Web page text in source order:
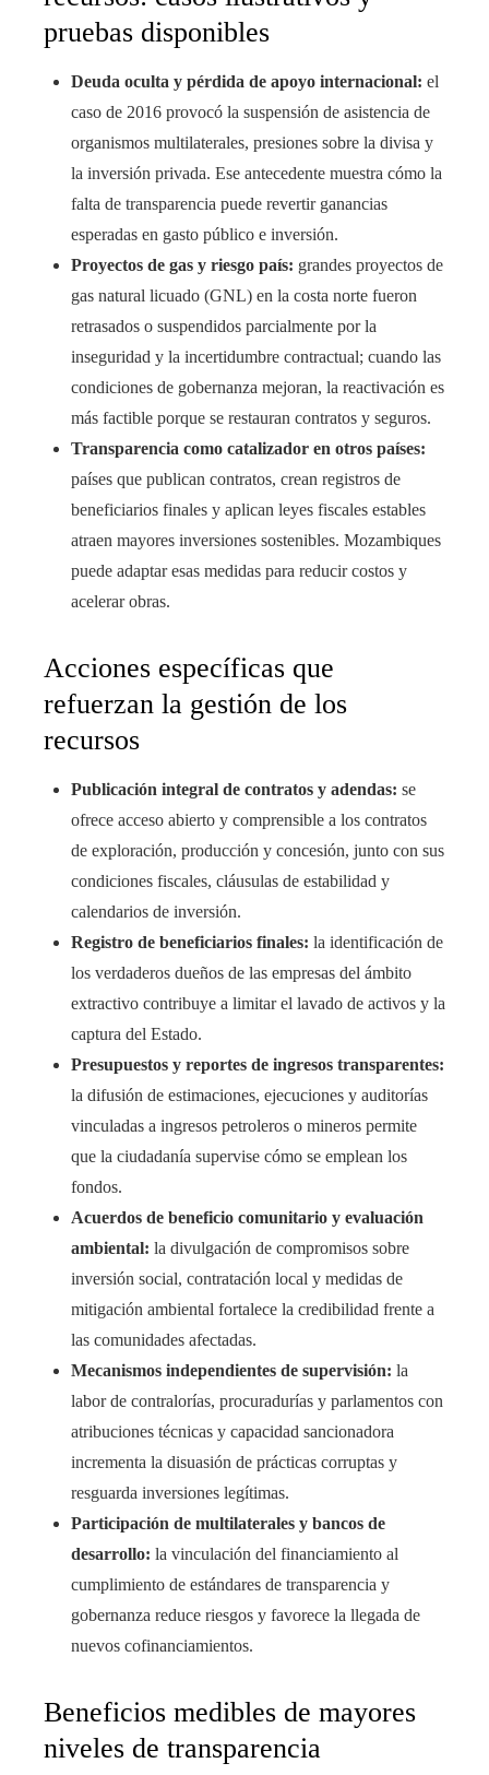
pruebas disponibles
Deuda oculta y pérdida de apoyo internacional: el
caso de 2016 provocó la suspensión de asistencia de
organismos multilaterales, presiones sobre la divisa y
la inversión privada. Ese antecedente muestra cómo la
falta de transparencia puede revertir ganancias
esperadas en gasto público e inversión.
Proyectos de gas y riesgo país: grandes proyectos de
gas natural licuado (GNL) en la costa norte fueron
retrasados o suspendidos parcialmente por la
inseguridad y la incertidumbre contractual; cuando las
condiciones de gobernanza mejoran, la reactivación es
más factible porque se restauran contratos y seguros.
Transparencia como catalizador en otros países:
países que publican contratos, crean registros de
beneficiarios finales y aplican leyes fiscales estables
atraen mayores inversiones sostenibles. Mozambiques
puede adaptar esas medidas para reducir costos y
acelerar obras.
Acciones específicas que
refuerzan la gestión de los
recursos
Publicación integral de contratos y adendas: se
ofrece acceso abierto y comprensible a los contratos
de exploración, producción y concesión, junto con sus
condiciones fiscales, cláusulas de estabilidad y
calendarios de inversión.
Registro de beneficiarios finales: la identificación de
los verdaderos dueños de las empresas del ámbito
extractivo contribuye a limitar el lavado de activos y la
captura del Estado.
Presupuestos y reportes de ingresos transparentes:
la difusión de estimaciones, ejecuciones y auditorías
vinculadas a ingresos petroleros o mineros permite
que la ciudadanía supervise cómo se emplean los
fondos.
Acuerdos de beneficio comunitario y evaluación
ambiental: la divulgación de compromisos sobre
inversión social, contratación local y medidas de
mitigación ambiental fortalece la credibilidad frente a
las comunidades afectadas.
Mecanismos independientes de supervisión: la
labor de contralorías, procuradurías y parlamentos con
atribuciones técnicas y capacidad sancionadora
incrementa la disuasión de prácticas corruptas y
resguarda inversiones legítimas.
Participación de multilaterales y bancos de
desarrollo: la vinculación del financiamiento al
cumplimiento de estándares de transparencia y
gobernanza reduce riesgos y favorece la llegada de
nuevos cofinanciamientos.
Beneficios medibles de mayores
niveles de transparencia